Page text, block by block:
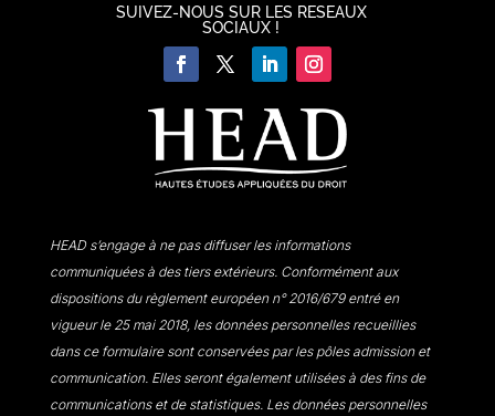
SUIVEZ-NOUS SUR LES RESEAUX
SOCIAUX !
HEAD s’engage à ne pas diffuser les informations
communiquées à des tiers extérieurs. Conformément aux
dispositions du règlement européen n° 2016/679 entré en
vigueur le 25 mai 2018, les données personnelles recueillies
dans ce formulaire sont conservées par les pôles admission et
communication. Elles seront également utilisées à des fins de
communications et de statistiques. Les données personnelles